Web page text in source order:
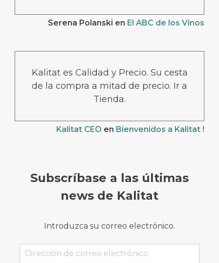
Serena Polanski en El ABC de los Vinos
Kalitat es Calidad y Precio. Su cesta
de la compra a mitad de precio. Ir a
Tienda.
Kalitat CEO en Bienvenidos a Kalitat !
Subscríbase a las últimas
news de Kalitat
Introduzca su correo electrónico.
Dirección
de